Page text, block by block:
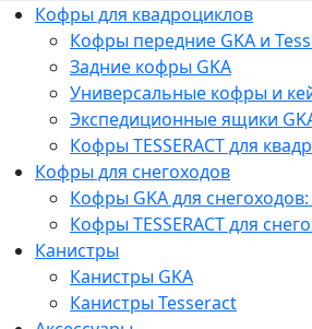
Кофры для квадроциклов
Кофры передние GKA и
Задние кофры GKA
Универсальные кофры и
Экспедиционные ящики
Кофры TESSERACT для
Кофры для снегоходов
Кофры GKA для
Кофры TESSERACT для
Канистры
Канистры GKA
Канистры Tesseract